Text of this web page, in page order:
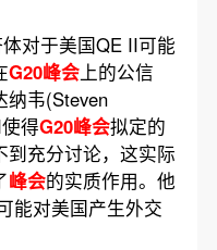
对于美国QE II可能
G20峰会上的公信
纳韦(Steven
得G20峰会拟定的
充分讨论，这实际
峰会的实质作用。他
能对美国产生外交